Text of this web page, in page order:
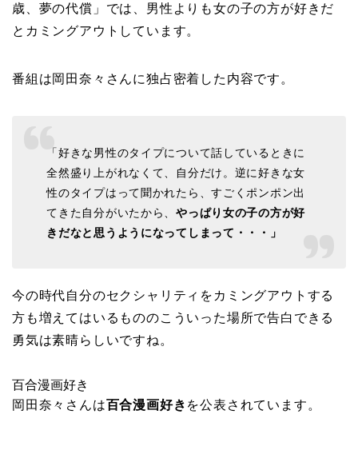
歳、夢の代償」では、男性よりも女の子の方が好きだ
とカミングアウトしています。
番組は岡田奈々さんに独占密着した内容です。
「好きな男性のタイプについて話しているときに
全然盛り上がれなくて、自分だけ。逆に好きな女
性のタイプはって聞かれたら、すごくポンポン出
てきた自分がいたから、やっぱり女の子の方が好
きだなと思うようになってしまって・・・」
今の時代自分のセクシャリティをカミングアウトする
方も増えてはいるもののこういった場所で告白できる
勇気は素晴らしいですね。
百合漫画好き
岡田奈々さんは百合漫画好き を公表されています。